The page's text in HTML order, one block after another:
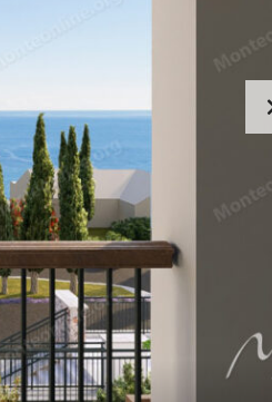
F
O
R
M
A
C
I
J
E